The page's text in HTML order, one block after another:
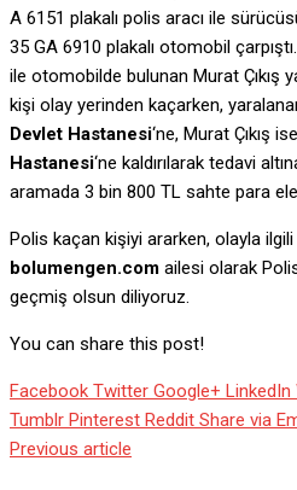
A 6151 plakalı polis aracı ile
35 GA 6910 plakalı otomobil
ile otomobilde bulunan Murat Çıkış
kişi olay yerinden kaçarken,
Devlet Hastanesi‘ne, Murat Çıkış ise
Hastanesi‘ne kaldırılarak tedavi
aramada 3 bin 800 TL sahte para
Polis kaçan kişiyi ararken, olayla
bolumengen.com ailesi olarak
geçmiş olsun diliyoruz.
You can share this post!
Facebook Twitter Google+ LinkedIn
Tumblr Pinterest Reddit Share via
Previous article